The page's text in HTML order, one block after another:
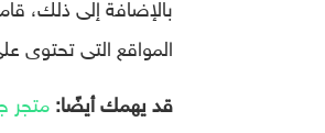
المواقع التى تحتوى
قد يهمك أيضًا:متجر